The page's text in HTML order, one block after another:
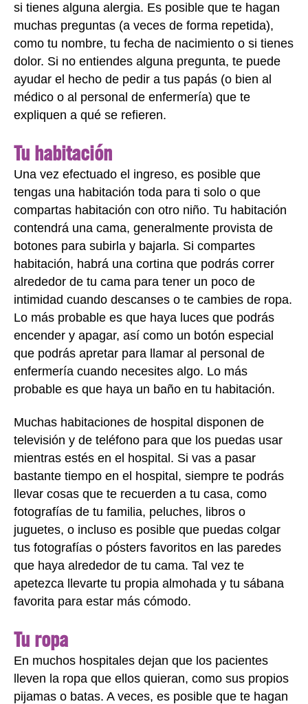
si tienes alguna alergia. Es posible que te hagan
muchas preguntas (a veces de forma repetida),
como tu nombre, tu fecha de nacimiento o si tienes
dolor. Si no entiendes alguna pregunta, te puede
ayudar el hecho de pedir a tus papás (o bien al
médico o al personal de enfermería) que te
expliquen a qué se refieren.
Tu habitación
Una vez efectuado el ingreso, es posible que
tengas una habitación toda para ti solo o que
compartas habitación con otro niño. Tu habitación
contendrá una cama, generalmente provista de
botones para subirla y bajarla. Si compartes
habitación, habrá una cortina que podrás correr
alrededor de tu cama para tener un poco de
intimidad cuando descanses o te cambies de ropa.
Lo más probable es que haya luces que podrás
encender y apagar, así como un botón especial
que podrás apretar para llamar al personal de
enfermería cuando necesites algo. Lo más
probable es que haya un baño en tu habitación.
Muchas habitaciones de hospital disponen de
televisión y de teléfono para que los puedas usar
mientras estés en el hospital. Si vas a pasar
bastante tiempo en el hospital, siempre te podrás
llevar cosas que te recuerden a tu casa, como
fotografías de tu familia, peluches, libros o
juguetes, o incluso es posible que puedas colgar
tus fotografías o pósters favoritos en las paredes
que haya alrededor de tu cama. Tal vez te
apetezca llevarte tu propia almohada y tu sábana
favorita para estar más cómodo.
Tu ropa
En muchos hospitales dejan que los pacientes
lleven la ropa que ellos quieran, como sus propios
pijamas o batas. A veces, es posible que te hagan